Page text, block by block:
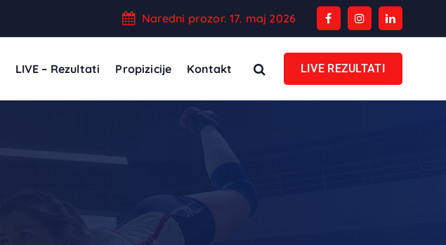
Naredni prozor. 17. maj 2026
LIVE – Rezultati Propizicije Kontakt LIVE REZULTATI